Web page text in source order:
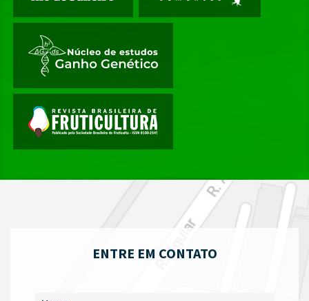
ENTRE EM CONTATO